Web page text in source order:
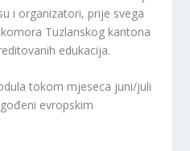
i organizatori, prije svega
Tuzlanskog kantona
edukacija.
tokom mjeseca juni/juli
evropskim